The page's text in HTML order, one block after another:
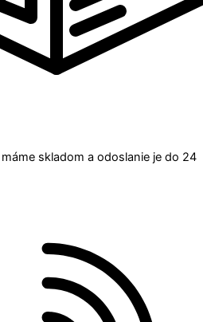
skladom a odoslanie je do 24